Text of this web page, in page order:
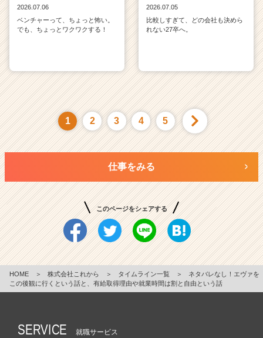
2026.07.06
ベンチャーって、ちょっと怖い。
でも、ちょっとワクワクする！
2026.07.05
比較しすぎて、どの会社も決めら
れない27卒へ。
1 2 3 4 5
仕事をみる
このページをシェアする
HOME ＞ 株式会社これから ＞ タイムライン一覧 ＞
ネタバレなし！エヴァを
この後観に行くという話と、有給取得理由や就業時間は割と自由という話
SERVICE 就職サービス